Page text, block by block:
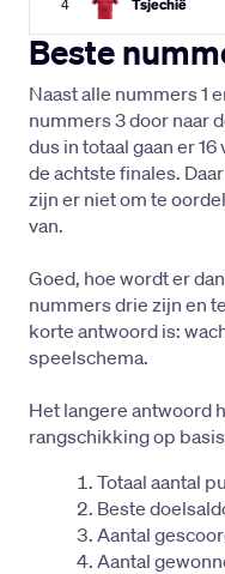
Beste
Naast alle nummers 1
nummers 3 door naar
dus in totaal gaan er
de achtste finales.
zijn er niet om te
van.
Goed, hoe wordt er
nummers drie zijn en
korte antwoord is:
speelschema.
Het langere antwoord
rangschikking op
Totaal aantal
Beste
Aantal
Aantal